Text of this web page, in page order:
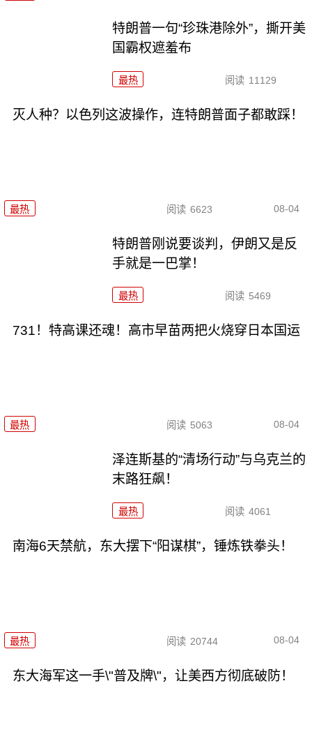
特朗普一句“珍珠港除外”，撕开美
国霸权遮羞布
最热 阅读 11129
灭人种？以色列这波操作，连特朗普面子都敢踩！
最热 阅读 6623 08-04
特朗普刚说要谈判，伊朗又是反
手就是一巴掌！
最热 阅读 5469
731！特高课还魂！高市早苗两把火烧穿日本国运
最热 阅读 5063 08-04
泽连斯基的“清场行动”与乌克兰的
末路狂飙！
最热 阅读 4061
南海6天禁航，东大摆下“阳谋棋”，锤炼铁拳头！
最热 阅读 20744 08-04
东大海军这一手\"普及牌\"，让美西方彻底破防！